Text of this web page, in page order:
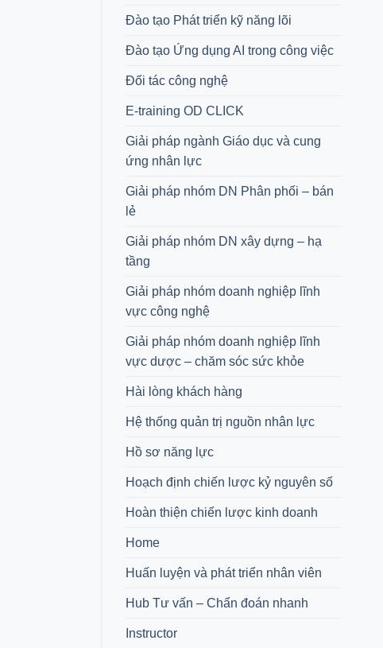
Đào tạo Phát triển kỹ năng lõi
Đào tạo Ứng dụng AI trong công việc
Đối tác công nghệ
E-training OD CLICK
Giải pháp ngành Giáo dục và cung
ứng nhân lực
Giải pháp nhóm DN Phân phối – bán
lẻ
Giải pháp nhóm DN xây dựng – hạ
tầng
Giải pháp nhóm doanh nghiệp lĩnh
vực công nghệ
Giải pháp nhóm doanh nghiệp lĩnh
vực dược – chăm sóc sức khỏe
Hài lòng khách hàng
Hệ thống quản trị nguồn nhân lực
Hồ sơ năng lực
Hoạch định chiến lược kỷ nguyên số
Hoàn thiện chiến lược kinh doanh
Home
Huấn luyện và phát triển nhân viên
Hub Tư vấn – Chẩn đoán nhanh
Instructor